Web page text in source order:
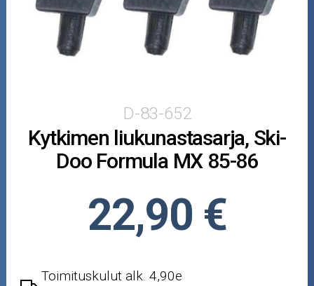
Ajovarusteet
Öljyt ja kemikaalit
Työkalut
Outlet-tuotteet
D-83-652
Kytkimen liukunastasarja, Ski-
Doo Formula MX 85-86
22,90 €
Toimituskulut alk. 4,90e